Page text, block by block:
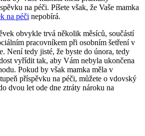
na péči. Píšete však, že Vaše mamka
na péči nepobírá.
obvykle trvá několik měsíců, součástí
pracovníkem při osobním šetření v
Není tedy jisté, že byste do února, tedy
vyřídit tak, aby Vám nebyla ukončena
Pokud by však mamka měla v
příspěvku na péči, můžete o vdovský
dvou let ode dne ztráty nároku na